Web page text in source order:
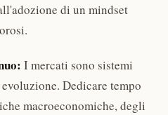
di un mindset
I mercati sono sistemi
Dedicare tempo
macroeconomiche, degli